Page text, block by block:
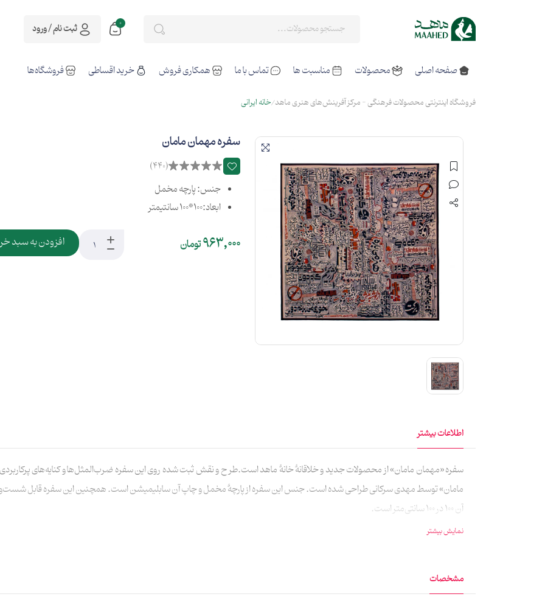
0 ثبت نام / ورود
صفحه اصلی محصولات مناسبت ها تماس با ما همکاری فروش خرید اقساطی فروشگاه‌ها
فروشگاه اینترنتی محصولات فرهنگی - مرکز آفرینش‌های هنری ماهد خانه ایرانی
سفره مهمان مامان
(440)
جنس: پارچه مخمل
ابعاد:100*100 سانتیمتر
963,000تومان افزودن به سبد
اطلاعات بیشتر
سفره «مهمان مامان» از محصولات جدید و خلاقانهٔ خانهٔ ماهد است.طرح و نقش ثبت شده روی این سفره ضرب‌المثل‌ها و کنایه‌های
مامان» توسط مهدی سرکانی طراحی شده است. جنس این سفره از پارچۀ مخمل و چاپ آن سابلیمیشن است. همچنین این سفره قابل
آن 100 در 100 سانتی‌متر است.
نمایش بیشتر
مشخصات